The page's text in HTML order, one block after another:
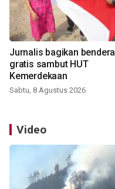
Jurnalis bagikan bendera
gratis sambut HUT
Kemerdekaan
Sabtu, 8 Agustus 2026
Video